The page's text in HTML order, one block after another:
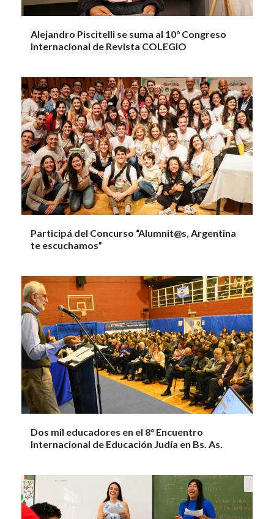
Alejandro Piscitelli se suma al 10° Congreso
Internacional de Revista COLEGIO
Participá del Concurso “Alumnit@s, Argentina
te escuchamos”
Dos mil educadores en el 8° Encuentro
Internacional de Educación Judía en Bs. As.